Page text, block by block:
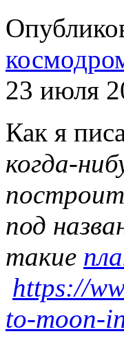
23 июля
Как я
когда-
под
такие
https://
to-moon-